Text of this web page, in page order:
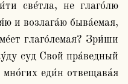
све́тла, не глаго́лю
и возлага́ю быва́емая,
глаго́лемая? Зри́ши
суд Свой пра́ведный
еди́н отвещава́я